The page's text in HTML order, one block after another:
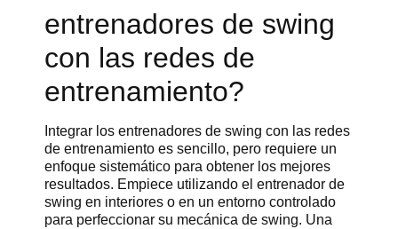
entrenadores de swing
con las redes de
entrenamiento?
Integrar los entrenadores de swing con las redes
de entrenamiento es sencillo, pero requiere un
enfoque sistemático para obtener los mejores
resultados. Empiece utilizando el entrenador de
swing en interiores o en un entorno controlado
para perfeccionar su mecánica de swing. Una